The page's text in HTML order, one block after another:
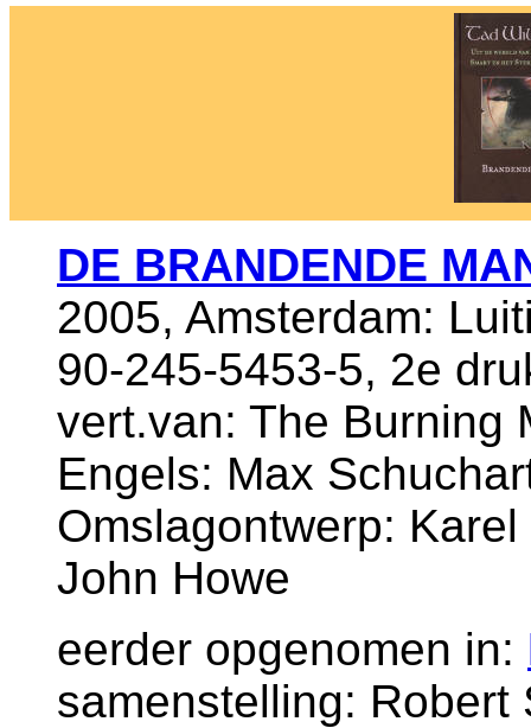
DE BRANDENDE
2005, Amsterdam:
90-245-5453-5, 2e
vert.van: The Burning
Engels: Max
Omslagontwerp:
John Howe
eerder opgenomen in:
samenstelling: Robert